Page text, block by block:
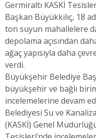
Germiraltı KASKİ
Başkan Büyükkılıç, 18
ton suyun mahallelere
depolama açısından
ağaç yapısıyla daha
verdi.
Büyükşehir Belediye
büyükşehir ve bağlı
incelemelerine devam
Belediyesi Su ve
(KASKİ) Genel